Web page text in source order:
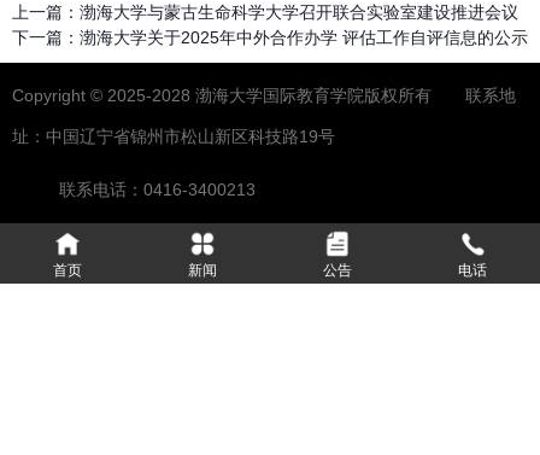
上一篇： 渤海大学与蒙古生命科学大学召开联合实验室建设推进会议
下一篇： 渤海大学关于2025年中外合作办学 评估工作自评信息的公示
Copyright © 2025-2028 渤海大学国际教育学院版权所有 联系地
址：中国辽宁省锦州市松山新区科技路19号
联系电话：0416-3400213
首页 新闻 公告 电话